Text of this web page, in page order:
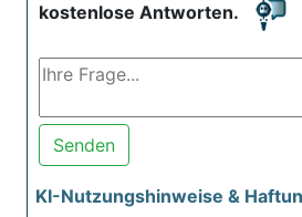
kostenlose Antworten.
Senden
KI-Nutzungshinweise &